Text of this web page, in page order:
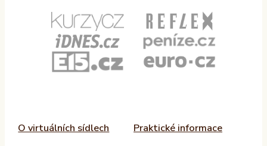
O virtuálních sídlech
Praktické informace